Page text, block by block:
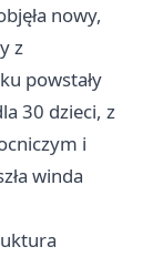
nowy,
z
powstały
30 dzieci, z
i
winda